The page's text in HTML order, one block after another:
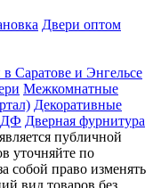
Двери оптом
Саратове и Энгельсе
Межкомнатные
Декоративные
Дверная фурнитура
публичной
уточняйте по
собой право изменять
вид товаров без